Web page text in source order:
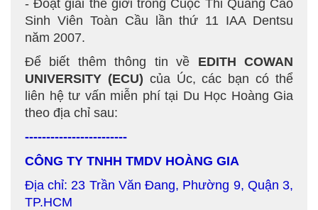
- Đoạt giải thế giới trong Cuộc Thi Quảng Cáo
Sinh Viên Toàn Cầu lần thứ 11 IAA Dentsu
năm 2007.
Để biết thêm thông tin về EDITH COWAN
UNIVERSITY (ECU) của Úc, các bạn có thể
liên hệ tư vấn miễn phí tại Du Học Hoàng Gia
theo địa chỉ sau:
------------------------
CÔNG TY TNHH TMDV HOÀNG GIA
Địa chỉ: 23 Trần Văn Đang, Phường 9, Quận 3,
TP.HCM